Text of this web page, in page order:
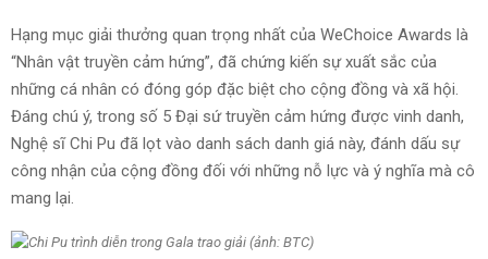
Hạng mục giải thưởng quan trọng nhất của WeChoice Awards là
“Nhân vật truyền cảm hứng”, đã chứng kiến sự xuất sắc của
những cá nhân có đóng góp đặc biệt cho cộng đồng và xã hội.
Đáng chú ý, trong số 5 Đại sứ truyền cảm hứng được vinh danh,
Nghệ sĩ Chi Pu đã lọt vào danh sách danh giá này, đánh dấu sự
công nhận của cộng đồng đối với những nỗ lực và ý nghĩa mà cô
mang lại.